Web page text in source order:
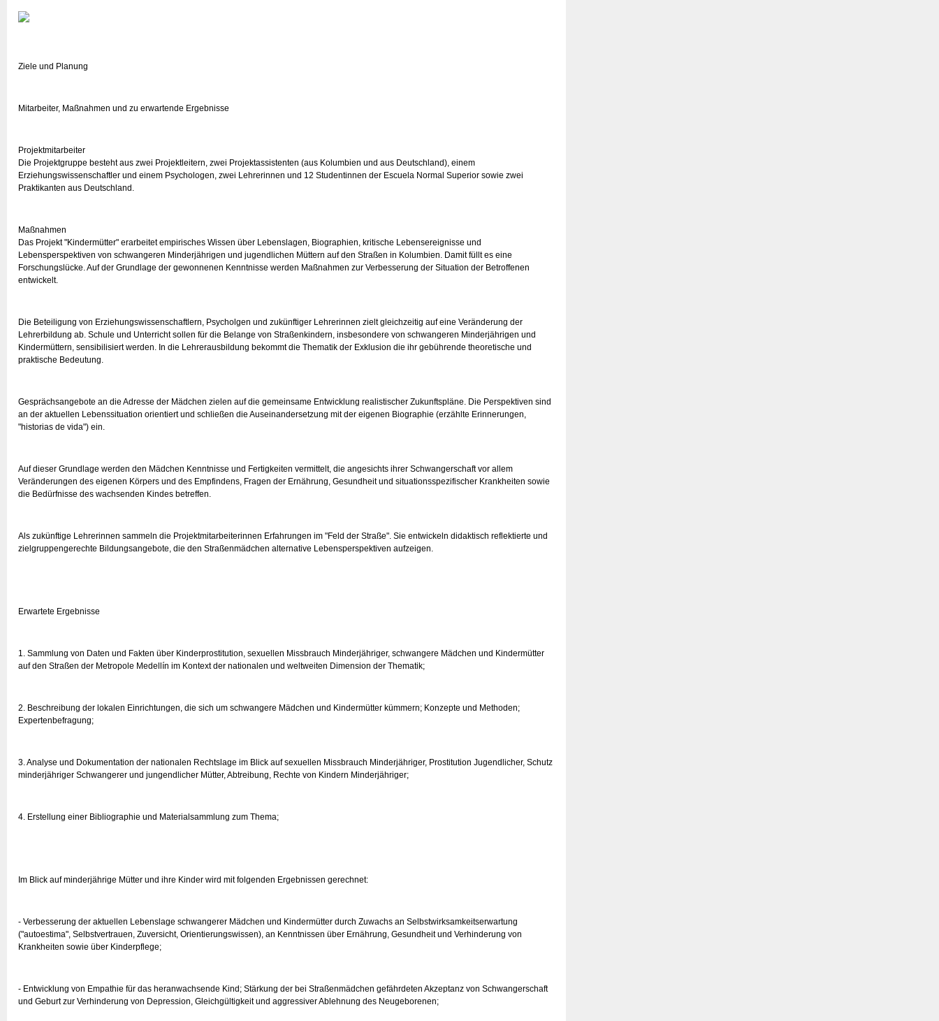
Ziele und Planung
Mitarbeiter, Maßnahmen und zu erwartende Ergebnisse
Projektmitarbeiter
Die Projektgruppe besteht aus zwei Projektleitern, zwei Projektassistenten (aus Kolumbien und aus Deutschland), einem
Erziehungswissenschaftler und einem Psychologen, zwei Lehrerinnen und 12 Studentinnen der Escuela Normal Superior sowie zwei
Praktikanten aus Deutschland.
Maßnahmen
Das Projekt "Kindermütter" erarbeitet empirisches Wissen über Lebenslagen, Biographien, kritische Lebensereignisse und
Lebensperspektiven von schwangeren Minderjährigen und jugendlichen Müttern auf den Straßen in Kolumbien. Damit füllt es eine
Forschungslücke. Auf der Grundlage der gewonnenen Kenntnisse werden Maßnahmen zur Verbesserung der Situation der Betroffenen
entwickelt.
Die Beteiligung von Erziehungswissenschaftlern, Psycholgen und zukünftiger Lehrerinnen zielt gleichzeitig auf eine Veränderung der
Lehrerbildung ab. Schule und Unterricht sollen für die Belange von Straßenkindern, insbesondere von schwangeren Minderjährigen und
Kindermüttern, sensibilisiert werden. In die Lehrerausbildung bekommt die Thematik der Exklusion die ihr gebührende theoretische und
praktische Bedeutung.
Gesprächsangebote an die Adresse der Mädchen zielen auf die gemeinsame Entwicklung realistischer Zukunftspläne. Die Perspektiven sind
an der aktuellen Lebenssituation orientiert und schließen die Auseinandersetzung mit der eigenen Biographie (erzählte Erinnerungen,
"historias de vida") ein.
Auf dieser Grundlage werden den Mädchen Kenntnisse und Fertigkeiten vermittelt, die angesichts ihrer Schwangerschaft vor allem
Veränderungen des eigenen Körpers und des Empfindens, Fragen der Ernährung, Gesundheit und situationsspezifischer Krankheiten sowie
die Bedürfnisse des wachsenden Kindes betreffen.
Als zukünftige Lehrerinnen sammeln die Projektmitarbeiterinnen Erfahrungen im "Feld der Straße". Sie entwickeln didaktisch reflektierte und
zielgruppengerechte Bildungsangebote, die den Straßenmädchen alternative Lebensperspektiven aufzeigen.
Erwartete Ergebnisse
1. Sammlung von Daten und Fakten über Kinderprostitution, sexuellen Missbrauch Minderjähriger, schwangere Mädchen und Kindermütter
auf den Straßen der Metropole Medellín im Kontext der nationalen und weltweiten Dimension der Thematik;
2. Beschreibung der lokalen Einrichtungen, die sich um schwangere Mädchen und Kindermütter kümmern; Konzepte und Methoden;
Expertenbefragung;
3. Analyse und Dokumentation der nationalen Rechtslage im Blick auf sexuellen Missbrauch Minderjähriger, Prostitution Jugendlicher, Schutz
minderjähriger Schwangerer und jungendlicher Mütter, Abtreibung, Rechte von Kindern Minderjähriger;
4. Erstellung einer Bibliographie und Materialsammlung zum Thema;
Im Blick auf minderjährige Mütter und ihre Kinder wird mit folgenden Ergebnissen gerechnet:
- Verbesserung der aktuellen Lebenslage schwangerer Mädchen und Kindermütter durch Zuwachs an Selbstwirksamkeitserwartung
("autoestima", Selbstvertrauen, Zuversicht, Orientierungswissen), an Kenntnissen über Ernährung, Gesundheit und Verhinderung von
Krankheiten sowie über Kinderpflege;
- Entwicklung von Empathie für das heranwachsende Kind; Stärkung der bei Straßenmädchen gefährdeten Akzeptanz von Schwangerschaft
und Geburt zur Verhinderung von Depression, Gleichgültigkeit und aggressiver Ablehnung des Neugeborenen;